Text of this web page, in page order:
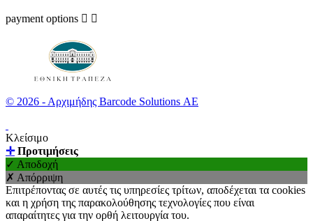
payment options  
© 2026 - Αρχιμήδης Barcode Solutions ΑΕ
Κλείσιμο
✛Προτιμήσεις
✓ Αποδοχή
✗ Απόρριψη
Επιτρέποντας σε αυτές τις υπηρεσίες τρίτων, αποδέχεται τα cookies
και η χρήση της παρακολούθησης τεχνολογίες που είναι
απαραίτητες για την ορθή λειτουργία του.